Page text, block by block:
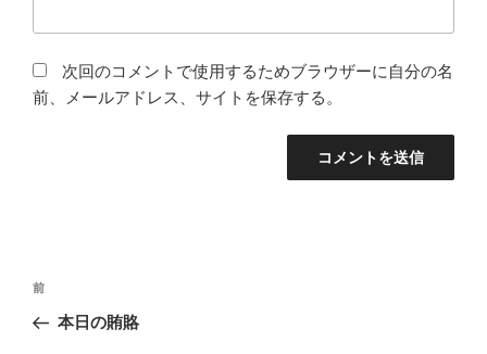
次回のコメントで使用するためブラウザーに自分の名
前、メールアドレス、サイトを保存する。
投
ナ
前
の
前
本日の賄賂